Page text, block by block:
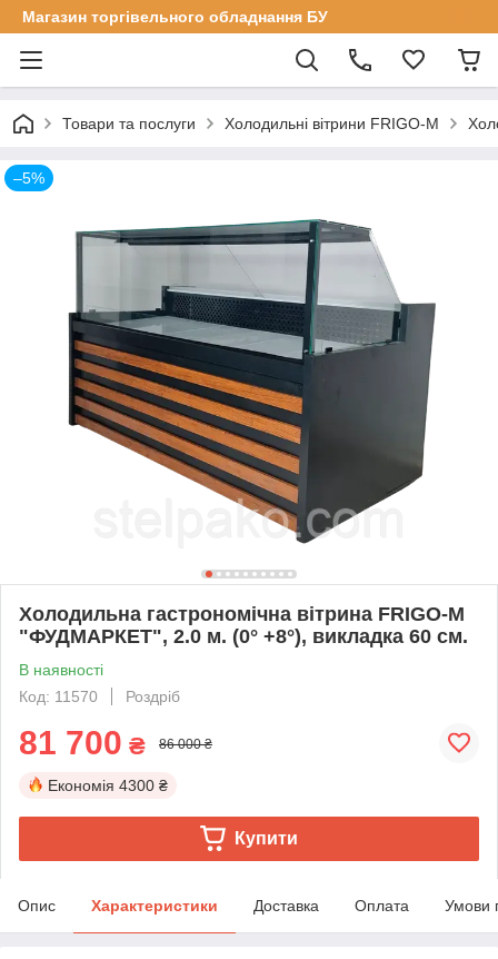
Магазин торгівельного обладнання БУ
Товари та послуги Холодильні вітрини FRIGO-M
–5%
Холодильна гастрономічна вітрина FRIGO-М
"ФУДМАРКЕТ", 2.0 м. (0° +8°), викладка 60 см.
В наявності
Код: 11570
Роздріб
81 700 ₴ 86 000 ₴
Економія 4300 ₴
Купити
Опис Характеристики Доставка Оплата Умови